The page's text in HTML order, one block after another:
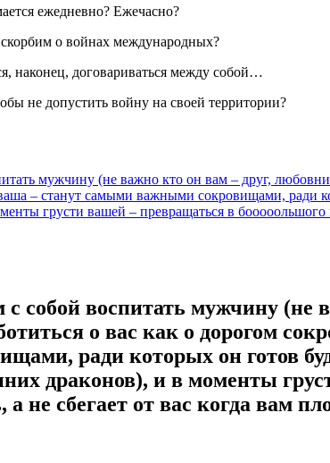
ежедневно? Ежечасно?
о войнах международных?
наконец, договариваться между собой…
не допустить войну на своей территории?
мужчину (не важно кто он вам – друг,
– станут самыми важными сокровищами, ради
грусти вашей – превращаться в
собой воспитать мужчину
о вас как о дорогом
ради которых он готов
драконов), и в моменты
не сбегает от вас когда вам